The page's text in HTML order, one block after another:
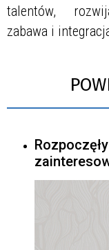
talentów,
zabawa i